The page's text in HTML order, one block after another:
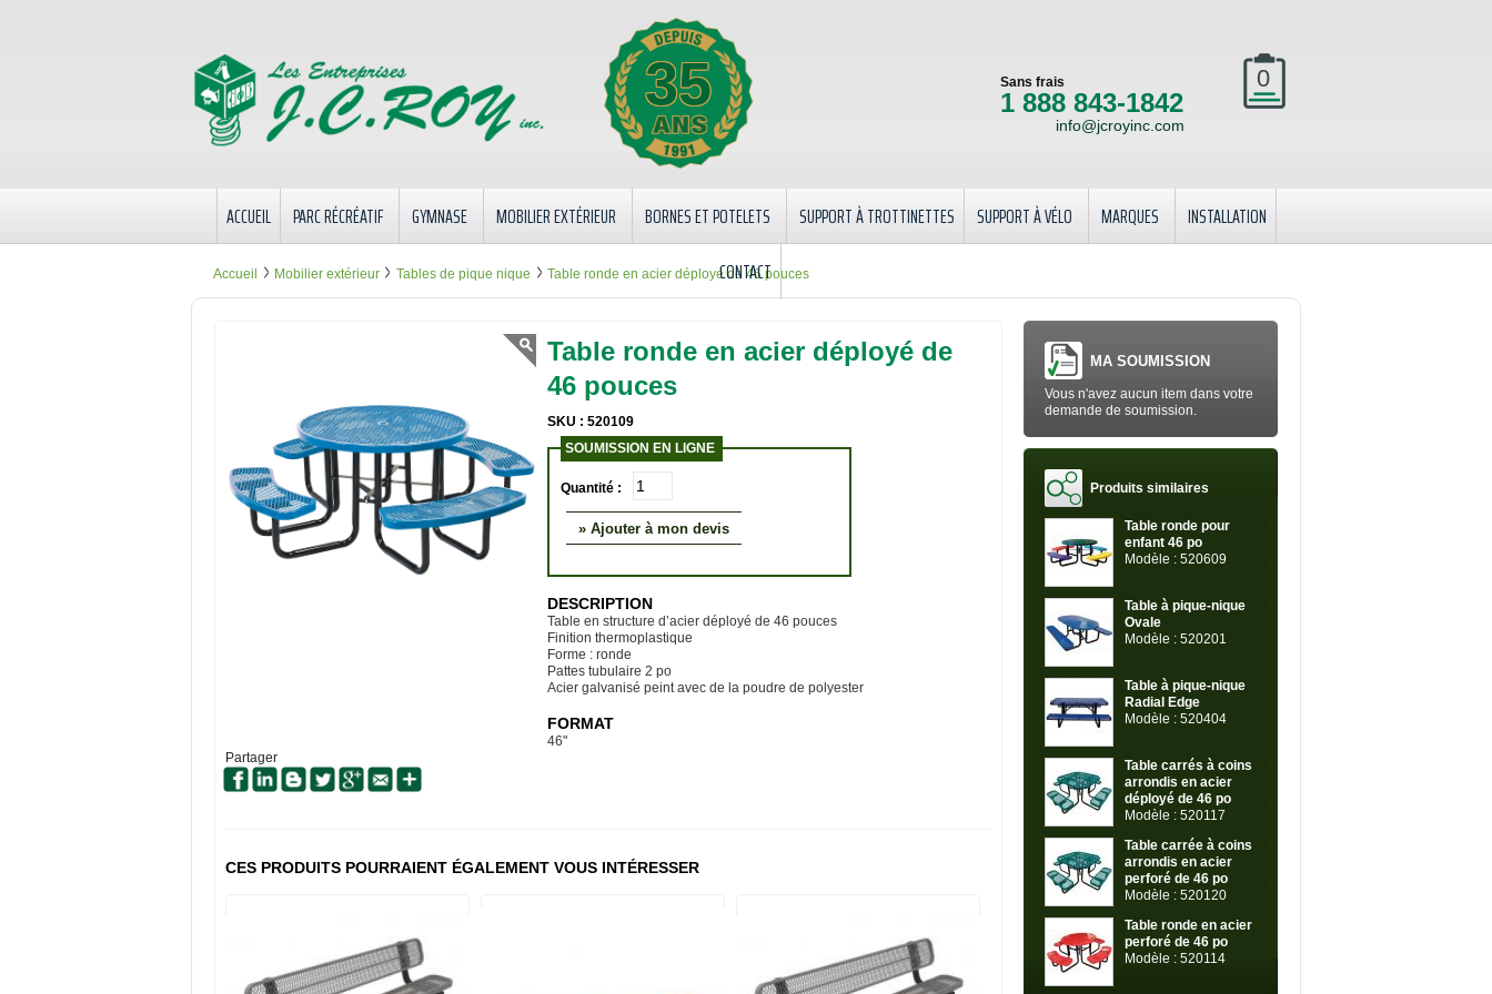
35 0
Sans frais
1 888 843-1842
info@jcroyinc.com
ACCUEIL PARC RÉCRÉATIF GYMNASE MOBILIER EXTÉRIEUR BORNES ET POTELETS SUPPORT À TROTTINETTES SUPPORT À VÉLO MARQUES
INSTALLATION
CONTACT
Accueil Mobilier extérieur Tables de pique nique Table ronde en acier déployé de 46 pouces
Table ronde en acier déployé de
46 pouces
SKU : 520109
SOUMISSION EN LIGNE
Quantité :
» Ajouter à mon devis
DESCRIPTION
Table en structure d’acier déployé de 46 pouces
Finition thermoplastique
Forme : ronde
Pattes tubulaire 2 po
Acier galvanisé peint avec de la poudre de polyester
FORMAT
46"
Partager
CES PRODUITS POURRAIENT ÉGALEMENT VOUS INTÉRESSER
MA SOUMISSION
Vous n'avez aucun item dans votre
demande de soumission.
Produits similaires
Table ronde pour
enfant 46 po
Modèle : 520609
Table à pique-nique
Ovale
Modèle : 520201
Table à pique-nique
Radial Edge
Modèle : 520404
Table carrés à coins
arrondis en acier
déployé de 46 po
Modèle : 520117
Table carrée à coins
arrondis en acier
perforé de 46 po
Modèle : 520120
Table ronde en acier
perforé de 46 po
Modèle : 520114